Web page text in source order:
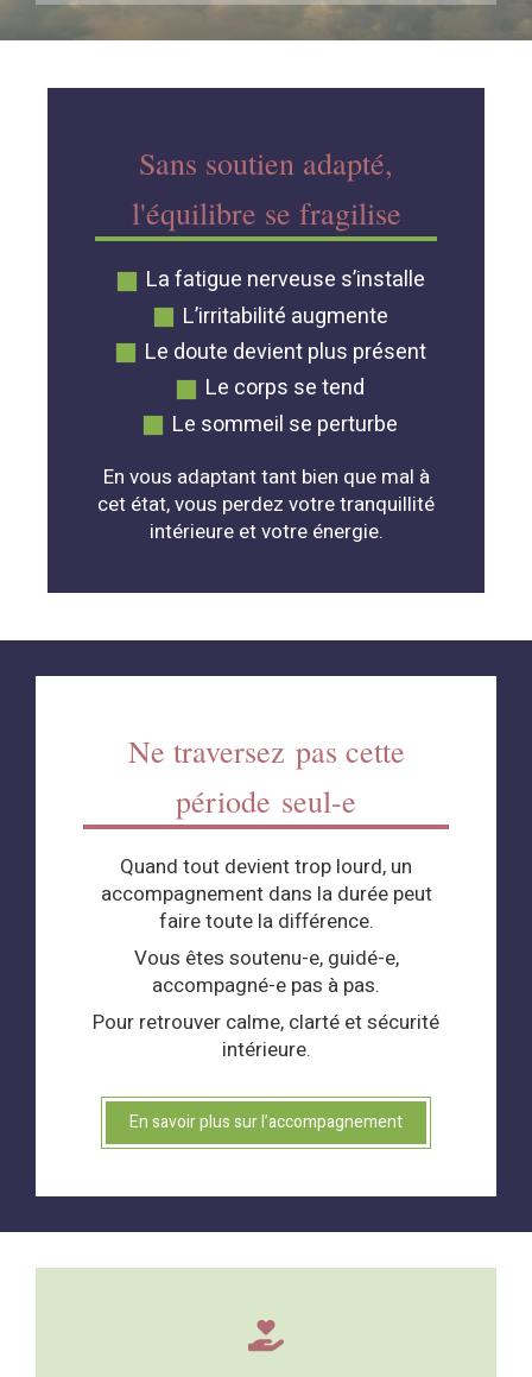
Sans soutien adapté,
l'équilibre se fragilise
La fatigue nerveuse s’installe
L’irritabilité augmente
Le doute devient plus présent
Le corps se tend
Le sommeil se perturbe
En vous adaptant tant bien que mal à
cet état, vous perdez votre tranquillité
intérieure et votre énergie.
Ne traversez pas cette
période seul-e
Quand tout devient trop lourd, un
accompagnement dans la durée peut
faire toute la différence.
Vous êtes soutenu-e, guidé-e,
accompagné-e pas à pas.
Pour retrouver calme, clarté et sécurité
intérieure.
En savoir plus sur l’accompagnement